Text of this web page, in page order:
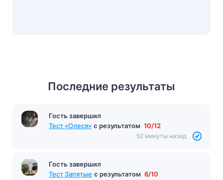
Последние результаты
Гость завершил
Тест «Олеся» с результатом 10/12
52 минуты назад
Гость завершил
Тест Запятые с результатом 6/10